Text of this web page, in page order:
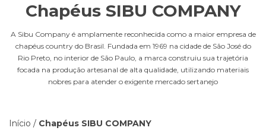
Chapéus SIBU COMPANY
A Sibu Company é amplamente reconhecida como a maior empresa de
chapéus country do Brasil. Fundada em 1969 na cidade de São José do
Rio Preto, no interior de São Paulo, a marca construiu sua trajetória
focada na produção artesanal de alta qualidade, utilizando materiais
nobres para atender o exigente mercado sertanejo
Início / Chapéus SIBU COMPANY